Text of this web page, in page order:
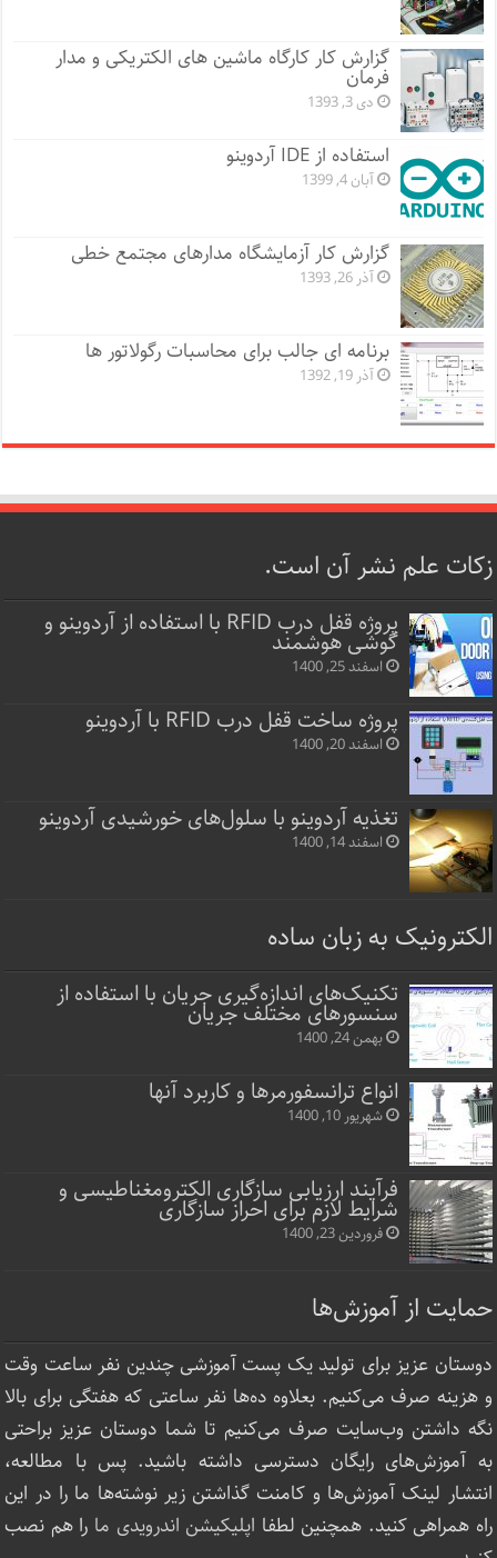
گزارش کار کارگاه ماشین های الکتریکی و مدار
فرمان
دی 3, 1393
استفاده از IDE آردوینو
آبان 4, 1399
گزارش کار آزمایشگاه مدارهای مجتمع خطی
آذر 26, 1393
برنامه ای جالب برای محاسبات رگولاتور ها
آذر 19, 1392
زکات علم نشر آن است.
پروژه قفل‌ درب RFID با استفاده از آردوینو و
گوشی هوشمند
اسفند 25, 1400
پروژه ساخت قفل‌ درب RFID با آردوینو
اسفند 20, 1400
تغذیه آردوینو با سلول‌های خورشیدی آردوینو
اسفند 14, 1400
الکترونیک به زبان ساده
تکنیک‌های اندازه‌گیری جریان با استفاده از
سنسورهای مختلف جریان
بهمن 24, 1400
انواع ترانسفورمرها و کاربرد آنها
شهریور 10, 1400
فرآیند ارزیابی سازگاری الکترومغناطیسی و
شرایط لازم برای احراز سازگاری
فروردین 23, 1400
حمایت از آموزش‌ها
دوستان عزیز برای تولید یک پست آموزشی چندین نفر ساعت‌ وقت
و هزینه صرف می‌کنیم. بعلاوه ده‌ها نفر ساعتی که هفتگی برای بالا
نگه داشتن وب‌سایت صرف ‌می‌کنیم تا شما دوستان عزیز براحتی
به آموزش‌های رایگان دسترسی داشته باشید. پس با مطالعه،
انتشار لینک‌ آموزش‌ها و کامنت گذاشتن زیر نوشته‌‌ها ما را در این
راه همراهی کنید. همچنین لطفا اپلیکیشن اندرویدی ما را هم نصب